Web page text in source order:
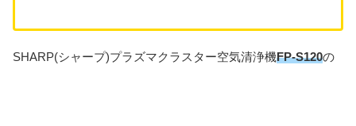
SHARP(シャープ)プラズマクラスター空気清浄機FP-S120の